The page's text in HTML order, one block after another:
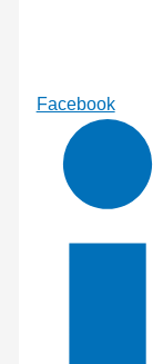
Facebook